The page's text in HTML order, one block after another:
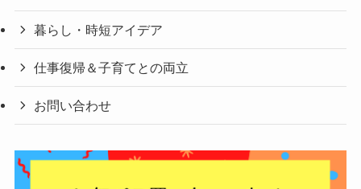
暮らし・時短アイデア
仕事復帰＆子育てとの両立
お問い合わせ